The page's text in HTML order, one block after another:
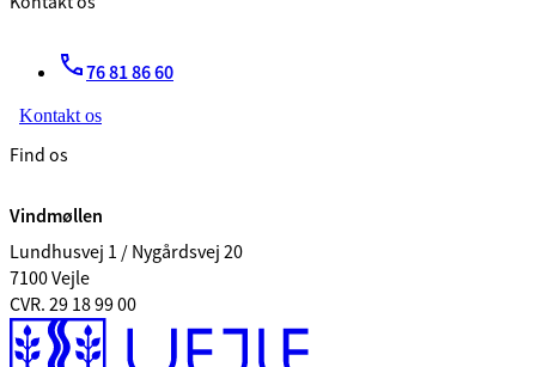
76 81 86 60
Kontakt os
Find os
Vindmøllen
Lundhusvej 1 / Nygårdsvej 20
7100 Vejle
CVR. 29 18 99 00